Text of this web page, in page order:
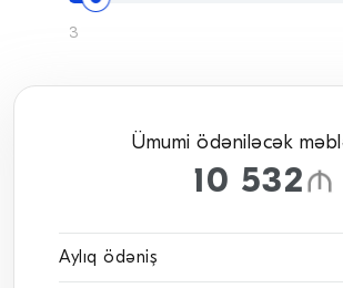
3
Ümumi ödəniləcək
10 532
Aylıq ödəniş